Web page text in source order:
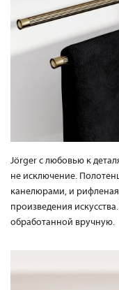
Jörger с любовью к
не исключение.
канелюрами, и
произведения
обработанной вручную.